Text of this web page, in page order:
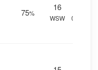
75%
16
WSW
0 mm.